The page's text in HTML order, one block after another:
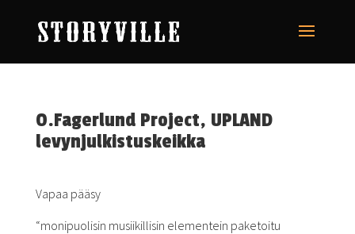
O.Fagerlund Project, UPLAND
levynjulkistuskeikka
Vapaa pääsy
“monipuolisin musiikillisin elementein paketoitu